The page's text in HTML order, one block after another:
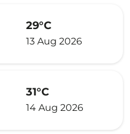
29°C
13 Aug 2026
31°C
14 Aug 2026